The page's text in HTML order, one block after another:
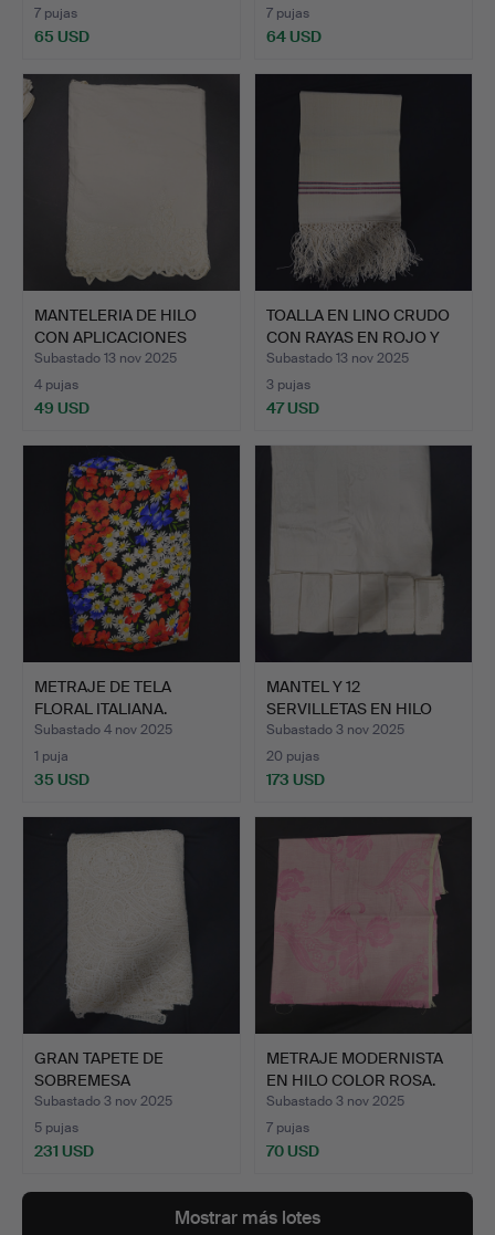
7 pujas
65 USD
7 pujas
64 USD
MANTELERIA DE HILO
CON APLICACIONES
BORDAD…
Subastado 13 nov 2025
4 pujas
49 USD
TOALLA EN LINO CRUDO
CON RAYAS EN ROJO Y
A…
Subastado 13 nov 2025
3 pujas
47 USD
METRAJE DE TELA
FLORAL ITALIANA.
MARGARITA…
Subastado 4 nov 2025
1 puja
35 USD
MANTEL Y 12
SERVILLETAS EN HILO
ADAMSCADO …
Subastado 3 nov 2025
20 pujas
173 USD
GRAN TAPETE DE
SOBREMESA
DIFERENTES TÉCNIC…
Subastado 3 nov 2025
5 pujas
231 USD
METRAJE MODERNISTA
EN HILO COLOR ROSA.
PRI…
Subastado 3 nov 2025
7 pujas
70 USD
Mostrar más lotes